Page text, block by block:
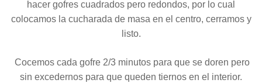
hacer gofres cuadrados pero redondos, por lo cual
colocamos la cucharada de masa en el centro, cerramos y
listo.
Cocemos cada gofre 2/3 minutos para que se doren pero
sin excedernos para que queden tiernos en el interior.